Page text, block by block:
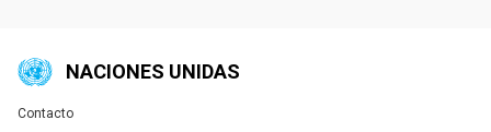
NACIONES UNIDAS
Global U.N. menu
Contacto